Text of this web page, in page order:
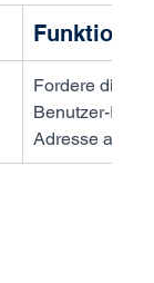
Funktion
Fordere die
Benutzer-IP-
Adresse an